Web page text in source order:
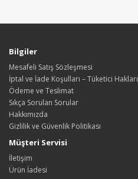
Bilgiler
Mesafeli Satış Sözleşmesi
İptal ve İade Koşulları – Tüketici Hakları
Ödeme ve Teslimat
Sıkça Sorulan Sorular
Hakkımızda
Gizlilik ve Güvenlik Politikası
Müşteri Servisi
İletişim
Ürün İadesi